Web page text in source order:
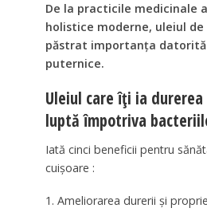
De la practicile medicinale
holistice moderne, uleiul de
păstrat importanța
puternice.
Uleiul care îți ia durerea
luptă împotriva
Iată cinci beneficii pentru
cuișoare :
1. Ameliorarea durerii și